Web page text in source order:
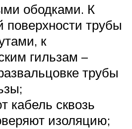
ободками. К
поверхности трубы
к
гильзам ­–
трубы
кабель сквозь
изоляцию;